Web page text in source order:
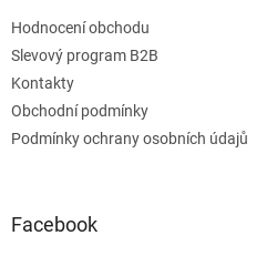
Hodnocení obchodu
Slevový program B2B
Kontakty
Obchodní podmínky
Podmínky ochrany osobních údajů
Facebook